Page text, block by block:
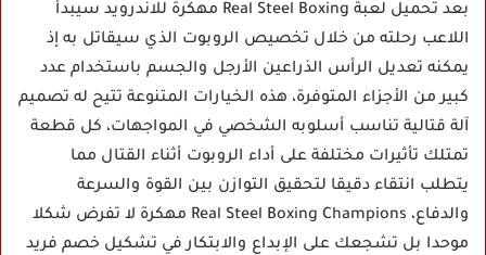
بعد تحميل لعبة Real Steel Boxing مهكرة للاندرويد سيبدأ
اللاعب رحلته من خلال تخصيص الروبوت الذي سيقاتل به إذ
يمكنه تعديل الرأس الذراعين الأرجل والجسم باستخدام عدد
كبير من الأجزاء المتوفرة، هذه الخيارات المتنوعة تتيح له تصميم
آلة قتالية تناسب أسلوبه الشخصي في المواجهات، كل قطعة
تمتلك تأثيرات مختلفة على أداء الروبوت أثناء القتال مما
يتطلب انتقاء دقيقا لتحقيق التوازن بين القوة والسرعة
والدفاع، Real Steel Boxing Champions مهكرة لا تفرض شكلا
موحدا بل تشجعك على الإبداع والابتكار في تشكيل خصم فريد